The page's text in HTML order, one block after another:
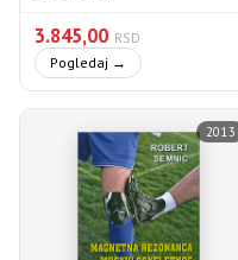
3.845,00 RSD
Pogledaj →
2013